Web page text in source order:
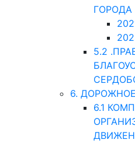
5.2
6.
6.1